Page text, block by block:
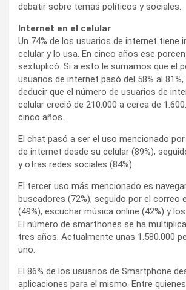
debatir sobre temas políticos y sociales.
Internet en el celular
Un 74% de los usuarios de internet tiene
celular y lo usa. En cinco años ese
sextuplicó. Si a esto le sumamos que el
usuarios de internet pasó del 58% al
deducir que el número de usuarios de
celular creció de 210.000 a cerca de
cinco años.
El chat pasó a ser el uso mencionado
de internet desde su celular (89%),
y otras redes sociales (84%).
El tercer uso más mencionado es
buscadores (72%), seguido por el correo
(49%), escuchar música online (42%) y
El número de smarthones se ha
tres años. Actualmente unas 1.580.000
uno.
El 86% de los usuarios de Smartphone
aplicaciones para el mismo. Entre